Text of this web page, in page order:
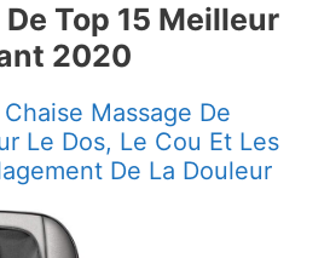
Top 15 Meilleur
2020
Massage De
Le Dos, Le Cou Et Les
De La Douleur